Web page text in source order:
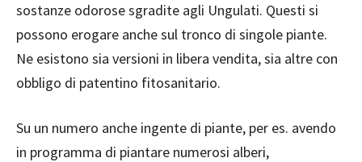
sostanze odorose sgradite agli Ungulati. Questi si
possono erogare anche sul tronco di singole piante.
Ne esistono sia versioni in libera vendita, sia altre con
obbligo di patentino fitosanitario.
Su un numero anche ingente di piante, per es. avendo
in programma di piantare numerosi alberi,